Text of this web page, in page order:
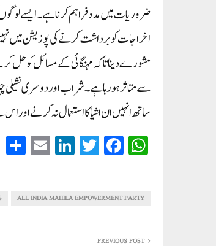
ضروریات میں مدد فراہم کرنا ہے۔ایسے
اخراجات کو برداشت کرنے کی پوزیشن میں
مشورے دینا تاکہ مہنگائی کے مسائل کو حل
سے متاثر ہورہا ہے۔ شراب اور دوسری نشیلی
ساتھ انہیں ان اشیا کا استعمال نہ کرنے اور اس
W
ha
A
Fa
ce
ok
T
wi
r
Li
nk
In
E
m
ALL INDIA MAHILA EMPOWERMENT PARTY
PREVIOUS POST